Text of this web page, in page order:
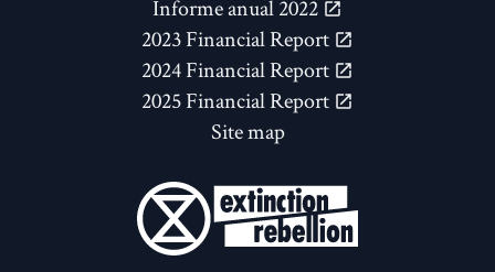
Informe anual 2022
2023 Financial Report
2024 Financial Report
2025 Financial Report
Site map